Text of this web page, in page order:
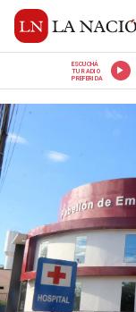
ESCUCHÁ
TU RADIO
PREFERIDA